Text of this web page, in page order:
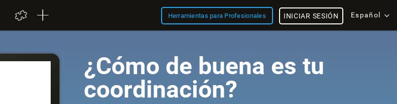
Herramientas para Profesionales Español
INICIAR SESIÓN
¿Cómo de buena es tu
coordinación?